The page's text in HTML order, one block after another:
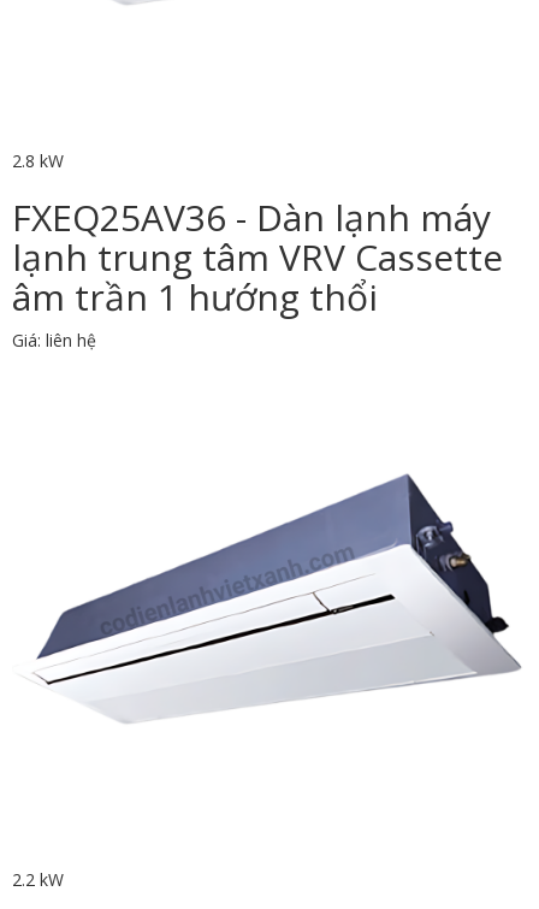
2.8 kW
FXEQ25AV36 - Dàn lạnh máy
lạnh trung tâm VRV Cassette
âm trần 1 hướng thổi
Giá: liên hệ
2.2 kW